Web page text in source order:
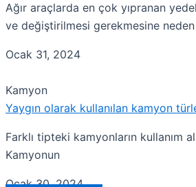
Ağır araçlarda en çok yıpranan
ve değiştirilmesi gerekmesine neden
Ocak 31, 2024
Kamyon
Yaygın olarak kullanılan kamyon
Farklı tipteki kamyonların kullanım
Kamyonun
Ocak 30, 2024